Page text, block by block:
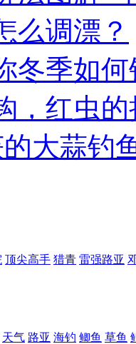
么调漂？
冬季如
，红虫
大蒜钓
顶尖高手 猎青 雷强路亚
天气 路亚 海钓 鲫鱼 草鱼